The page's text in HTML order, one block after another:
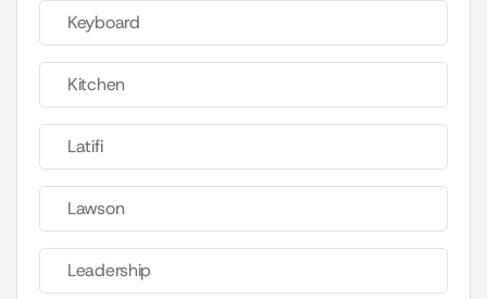
Keyboard
Kitchen
Latifi
Lawson
Leadership